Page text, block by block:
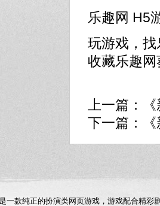
乐趣网 H5
玩游戏，
收藏乐趣
上一篇：
下一篇：
一款纯正的扮演类网页游戏，游戏配合精